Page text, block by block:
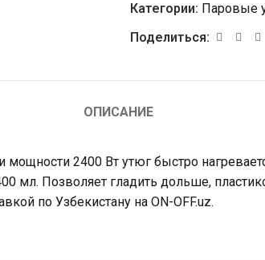
Категории: Паровые
Поделиться:
ОПИСАНИЕ
мощности 2400 Вт утюг быстро
мл. Позволяет гладить дольше,
по Узбекистану на ON-OFF.uz.